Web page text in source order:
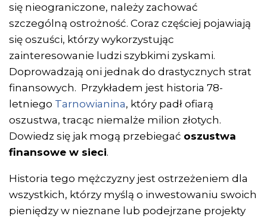
się nieograniczone, należy zachować
szczególną ostrożność. Coraz częściej pojawiają
się oszuści, którzy wykorzystując
zainteresowanie ludzi szybkimi zyskami.
Doprowadzają oni jednak do drastycznych strat
finansowych. Przykładem jest historia 78-
letniego Tarnowianina, który padł ofiarą
oszustwa, tracąc niemalże milion złotych.
Dowiedz się jak mogą przebiegać oszustwa
finansowe w sieci.
Historia tego mężczyzny jest ostrzeżeniem dla
wszystkich, którzy myślą o inwestowaniu swoich
pieniędzy w nieznane lub podejrzane projekty